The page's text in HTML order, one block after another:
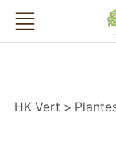
HK Vert